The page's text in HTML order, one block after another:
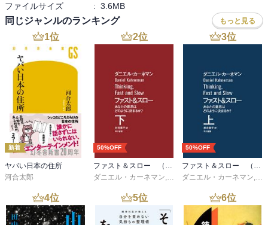
ファイルサイズ
: 3.6MB
同じジャンルのランキング もっと見る
1位
新着
ヤバい日本の住所
河合太郎
2位
50%OFF
ファスト＆スロー （下）
ダニエル・カーネマン, 村井章子
3位
50%OFF
ファスト＆スロー （上）
ダニエル・カーネマン, 村
4位 5位 6位